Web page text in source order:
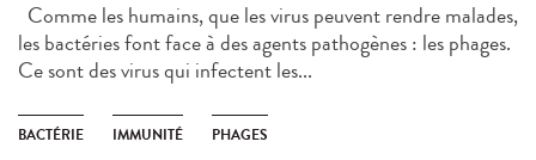
Comme les humains, que les virus peuvent rendre malades,
les bactéries font face à des agents pathogènes : les phages.
Ce sont des virus qui infectent les...
BACTÉRIE IMMUNITÉ PHAGES